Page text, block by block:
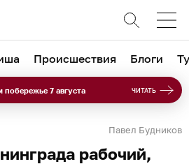
Происшествия Блоги
побережье 7 августа ЧИТАТЬ
Павел Будников
рабочий,